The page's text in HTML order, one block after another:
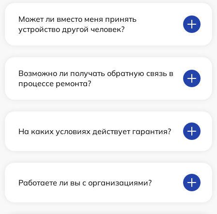
Может ли вместо меня принять
устройство другой человек?
Возможно ли получать обратную связь в
процессе ремонта?
На каких условиях действует гарантия?
Работаете ли вы с организациями?